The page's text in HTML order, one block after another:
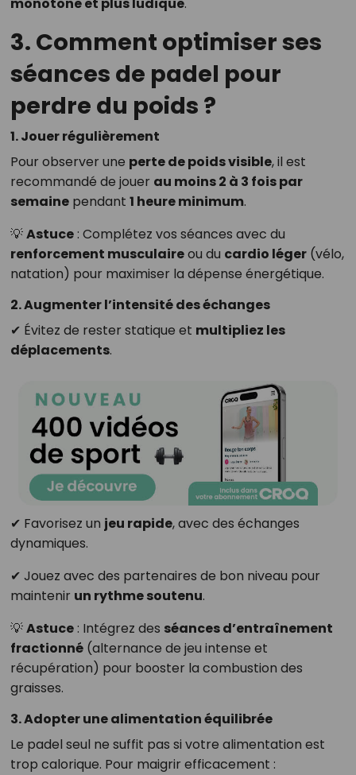
monotone et plus ludique.
3. Comment optimiser ses
séances de padel pour
perdre du poids ?
1. Jouer régulièrement
Pour observer une perte de poids visible, il est
recommandé de jouer au moins 2 à 3 fois par
semainependant 1 heure minimum.
💡Astuce: Complétez vos séances avec du
renforcement musculaireou du cardio léger(vélo,
natation) pour maximiser la dépense énergétique.
2. Augmenter l’intensité des échanges
✔ Évitez de rester statique et multipliez les
déplacements.
✔ Favorisez un jeu rapide, avec des échanges
dynamiques.
✔ Jouez avec des partenaires de bon niveau pour
maintenir un rythme soutenu.
💡Astuce: Intégrez des séances d’entraînement
fractionné(alternance de jeu intense et
récupération) pour booster la combustion des
graisses.
3. Adopter une alimentation équilibrée
Le padel seul ne suffit pas si votre alimentation est
trop calorique. Pour maigrir efficacement :